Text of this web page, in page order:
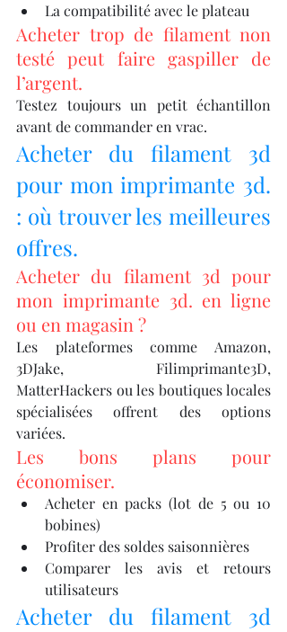
La compatibilité avec le plateau
Acheter trop de filament non
testé peut faire gaspiller de
l’argent.
Testez toujours un petit échantillon
avant de commander en vrac.
Acheter du filament 3d
pour mon imprimante 3d.
: où trouver les meilleures
offres.
Acheter du filament 3d pour
mon imprimante 3d. en ligne
ou en magasin ?
Les plateformes comme Amazon,
3DJake, Filimprimante3D,
MatterHackers ou les boutiques locales
spécialisées offrent des options
variées.
Les bons plans pour
économiser.
Acheter en packs (lot de 5 ou 10
bobines)
Profiter des soldes saisonnières
Comparer les avis et retours
utilisateurs
Acheter du filament 3d